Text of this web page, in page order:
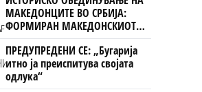
МАКЕДОНЦИТЕ ВО СРБИЈА:
ФОРМИРАН МАКЕДОНСКИОТ
НАЦИОНАЛЕН СОЈУЗ
ПРЕДУПРЕДЕНИ СЕ: „Бугарија
итно ја преиспитува својата
одлука“